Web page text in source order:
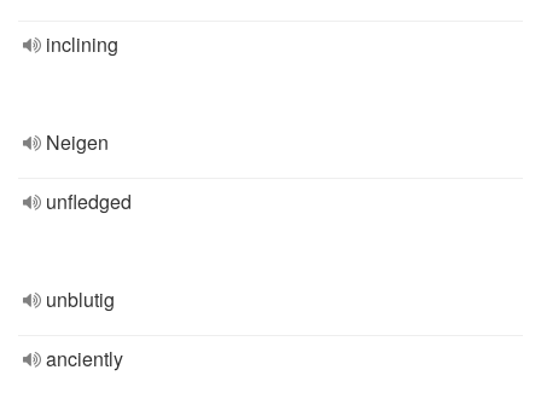
inclining
Neigen
unfledged
unblutig
anciently